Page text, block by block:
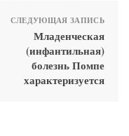
СЛЕДУЮЩАЯ ЗАПИСЬ
Младенческая
(инфантильная)
болезнь Помпе
характеризуется